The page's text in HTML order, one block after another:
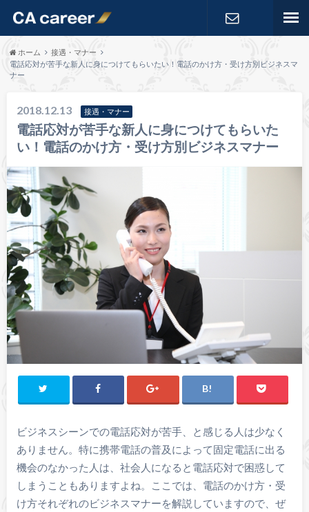
ホーム
接遇・マナー
電話応対が苦手な新人に身につけてもらいたい！電話のかけ方・受け方別ビジネスマ
ナー
2018.12.13 接遇・マナー
電話応対が苦手な新人に身につけてもらいた
い！電話のかけ方・受け方別ビジネスマナー
ビジネスシーンでの電話応対が苦手、と感じる人は少なく
ありません。特に携帯電話の普及によって固定電話に出る
機会のなかった人は、社会人になると電話応対で困惑して
しまうこともありますよね。ここでは、電話のかけ方・受
け方それぞれのビジネスマナーを解説していますので、ぜ